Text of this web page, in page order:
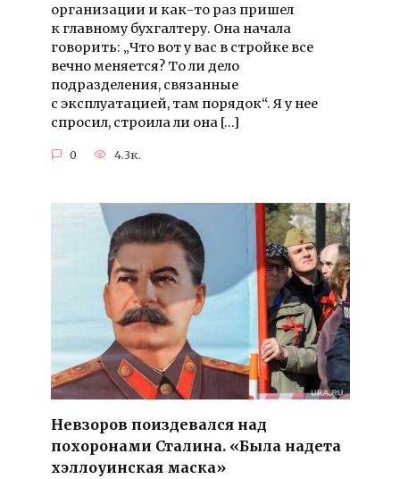
организации и как-то раз пришел
к главному бухгалтеру. Она начала
говорить: „Что вот у вас в стройке все
вечно меняется? То ли дело
подразделения, связанные
с эксплуатацией, там порядок“. Я у нее
спросил, строила ли она […]
0 4.3к.
Невзоров поиздевался над
похоронами Сталина. «Была надета
хэллоуинская маска»